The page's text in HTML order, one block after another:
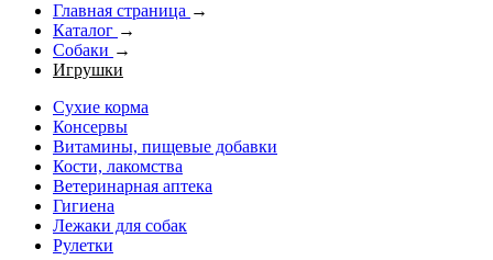
Главная страница →
Каталог →
Собаки →
Игрушки
Сухие корма
Консервы
Витамины, пищевые добавки
Кости, лакомства
Ветеринарная аптека
Гигиена
Лежаки для собак
Рулетки